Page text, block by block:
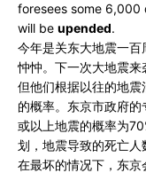
foresees some 6,000
will be upended.
今年是关东大地震一
忡忡。下一次大地震来
但他们根据以往的地
的概率。东京市政府
或以上地震的概率为
划，地震导致的死亡人
在最坏的情况下，东